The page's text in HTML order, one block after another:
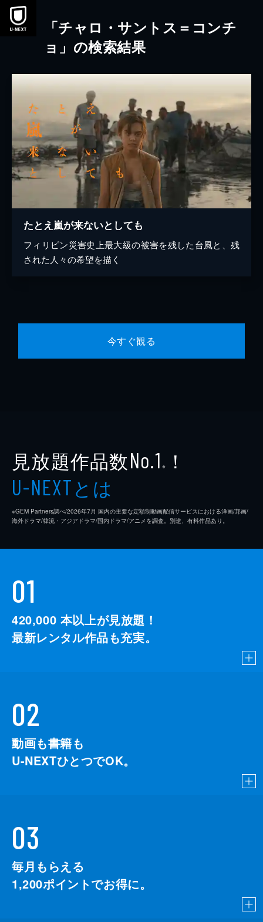
本文へスキップ
「チャロ・サントス＝コンチ
ョ」の検索結果
たとえ嵐が来ないとしても
フィリピン災害史上最大級の被害を残した台風と、残
された人々の希望を描く
今すぐ観る
見放題作品数No.1 ※ ！
U-NEXTとは
※GEM Partners調べ/2026年7⽉ 国内の主要な定額制動画配信サービスにおける洋画/邦画/
海外ドラマ/韓流・アジアドラマ/国内ドラマ/アニメを調査。別途、有料作品あり。
01
420,000 本以上が見放題！
最新レンタル作品も充実。
02
動画も書籍も
U-NEXTひとつでOK。
03
毎月もらえる
1,200ポイントでお得に。